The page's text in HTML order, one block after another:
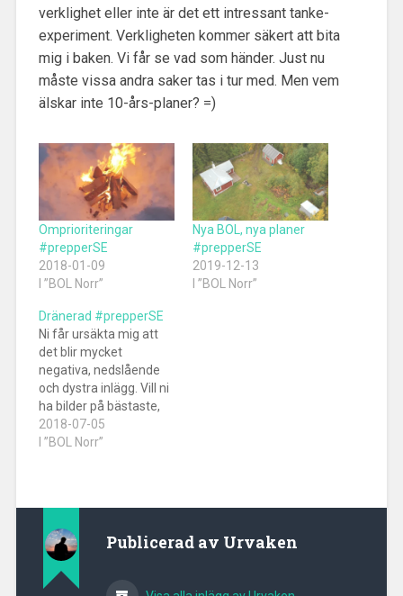
verklighet eller inte är det ett intressant tanke-
experiment. Verkligheten kommer säkert att bita
mig i baken. Vi får se vad som händer. Just nu
måste vissa andra saker tas i tur med. Men vem
älskar inte 10-års-planer? =)
Omprioriteringar
#prepperSE
2018-01-09
I ”BOL Norr”
Nya BOL, nya planer
#prepperSE
2019-12-13
I ”BOL Norr”
Dränerad #prepperSE
Ni får ursäkta mig att
det blir mycket
negativa, nedslående
och dystra inlägg. Vill ni
ha bilder på bästaste,
vackraste grillkvällen
med vänner, bubbel och
myself and I", det kan
inte hjälpas…
2018-07-05
I ”BOL Norr”
Publicerad av Urvaken